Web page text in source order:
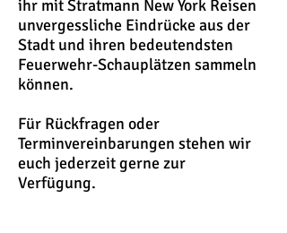
ihr mit Stratmann New York Reisen
unvergessliche Eindrücke aus der
Stadt und ihren bedeutendsten
Feuerwehr-Schauplätzen sammeln
können.
Für Rückfragen oder
Terminvereinbarungen stehen wir
euch jederzeit gerne zur
Verfügung.